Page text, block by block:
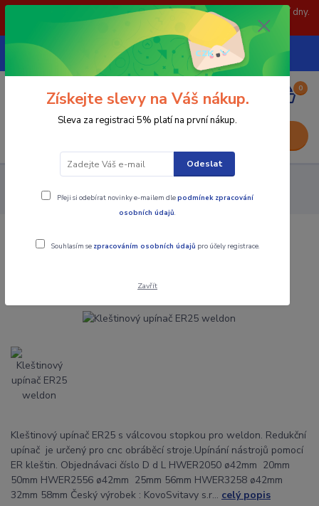
POZOR: 31.7 , 3.8 a 5.8- zavřeno. objednávky odešleme následující dny.
Děkujeme za pochopení.
CZK
739252246
(Po-Pá, 8-15 hod.)
0
0,00 Kč
Kleštinový upínač ER25 weldon
Kleštinový upínač ER25 weldon
Kleštinový upínač ER25 s válcovou stopkou pro weldon. Redukční
upínač je určený pro cnc obráběcí stroje.Upínání nástrojů pomocí
ER kleštin. Objednávaci číslo D d L HWER2050 ø42mm 20mm
50mm HWER2556 ø42mm 25mm 56mm HWER3258 ø42mm
32mm 58mm Český výrobek : KovoSvitavy s.r... celý popis
Získejte slevy na Váš nákup.
Sleva za registraci 5% platí na první nákup.
Odeslat
Přeji si odebírat novinky e-mailem dlepodmínek zpracování
osobních údajů.
Souhlasím se zpracováním osobních údajů pro účely registrace.
Zavřít